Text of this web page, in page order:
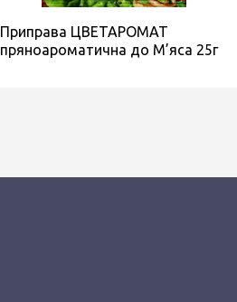
Приправа ЦВЕТАРОМАТ
пряноароматична до М’яса 25г